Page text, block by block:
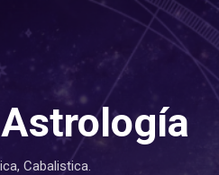
Cabalistica.